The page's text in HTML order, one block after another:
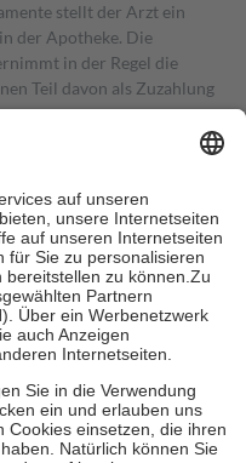
stellt der Arzt ein
der Apotheke. Die
in der Regel die
Teil davon als Zuzahlung
in Höhe von zehn
mehr als die tatsächlichen
für Online-Apotheken.
beträgt die
zehn Euro je
ihre eigene Gesundheit zu
Familie zu unterstützen,
18. Lebensjahr